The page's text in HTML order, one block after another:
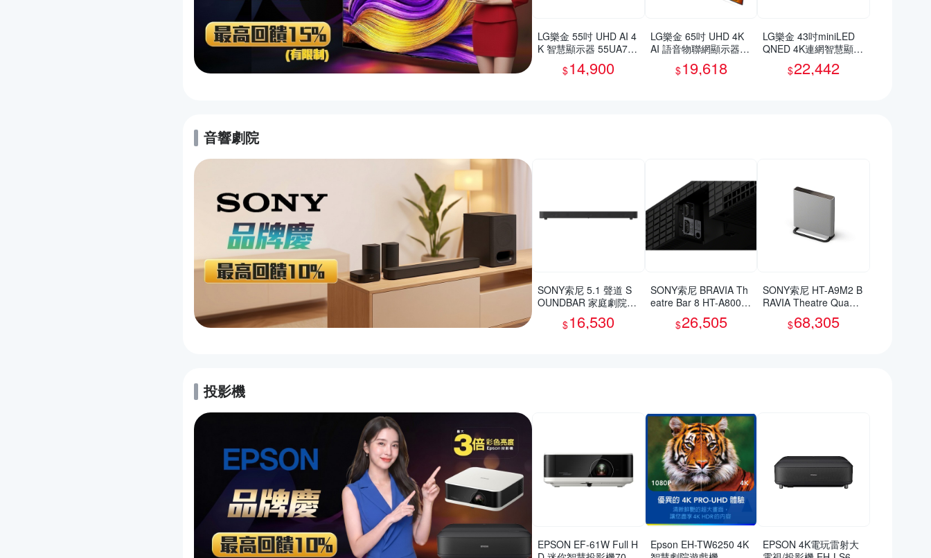
LG樂金 55吋 UHD AI 4
K 智慧顯示器 55UA755
$14,900
LG樂金 65吋 UHD 4K
AI 語音物聯網顯示器 6
5UT911C0TA 三年保固
含基本安裝
$19,618
LG樂金 43吋miniLED
QNED 4K連網智慧顯示
器43QNED80BTA
$22,442
音響劇院的優惠推薦活動
SONY索尼 5.1 聲道 S
OUNDBAR 家庭劇院組
$16,530
SONY索尼 BRAVIA Th
eatre Bar 8 HT-A8000
環繞音場聲霸
$26,505
SONY索尼 HT-A9M2 B
RAVIA Theatre Quad
旗艦家庭劇院系統
$68,305
投影機
EPSON EF-61W Full H
Epson EH-TW6250 4K
EPSON 4K電玩雷射大